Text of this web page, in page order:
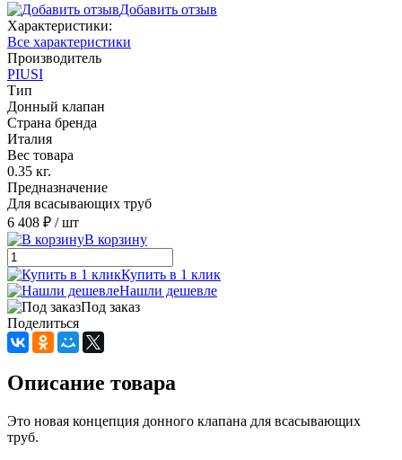
Добавить отзыв
Характеристики:
Все характеристики
Производитель
PIUSI
Тип
Донный клапан
Страна бренда
Италия
Вес товара
0.35 кг.
Предназначение
Для всасывающих труб
6 408 ₽ / шт
В корзину
Купить в 1 клик
Нашли дешевле
Под заказ
Поделиться
Описание товара
Это новая концепция донного клапана для всасывающих
труб.